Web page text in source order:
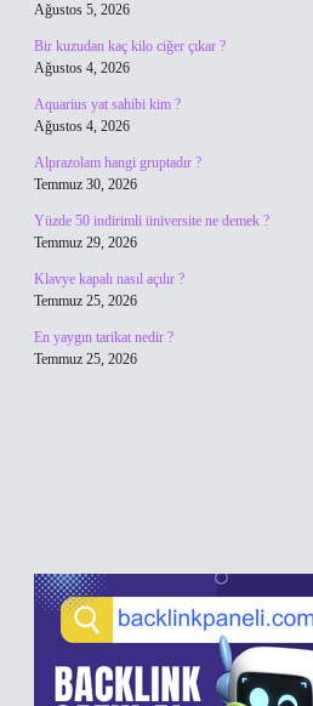
Ağustos 5, 2026
Bir kuzudan kaç kilo ciğer çıkar ?
Ağustos 4, 2026
Aquarius yat sahibi kim ?
Ağustos 4, 2026
Alprazolam hangi gruptadır ?
Temmuz 30, 2026
Yüzde 50 indirimli üniversite ne demek ?
Temmuz 29, 2026
Klavye kapalı nasıl açılır ?
Temmuz 25, 2026
En yaygın tarikat nedir ?
Temmuz 25, 2026